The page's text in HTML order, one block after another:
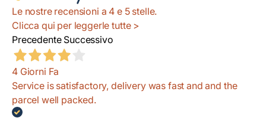
Le nostre recensioni a 4 e 5 stelle.
Clicca qui per leggerle tutte >
Precedente Successivo
4 Giorni Fa
Service is satisfactory, delivery was fast and and the
parcel well packed.